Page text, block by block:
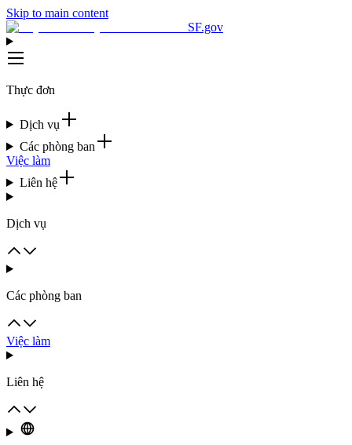
Skip to main content
SF.gov
Thực đơn
Dịch vụ
Các phòng ban
Việc làm
Liên hệ
Dịch vụ
Các phòng ban
Việc làm
Liên hệ